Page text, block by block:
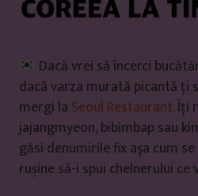
Dacă vrei să încerci
dacă varza murată picantă ți
mergi la Seoul Restaurant. Îți
jajangmyeon, bibimbap sau
găsi denumirile fix așa cum
rușine să-i spui chelnerului ce